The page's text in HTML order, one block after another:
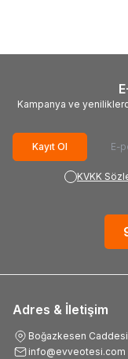
Kampanya ve
Kayıt Ol
KVKK
Adres & İletişim
Boğazkesen
info@evveotesi.com